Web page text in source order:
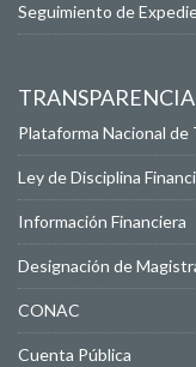
Seguimiento de
TRANSPARENCIA
Plataforma Nacional de
Ley de Disciplina
Información Financiera
Designación de
CONAC
Cuenta Pública